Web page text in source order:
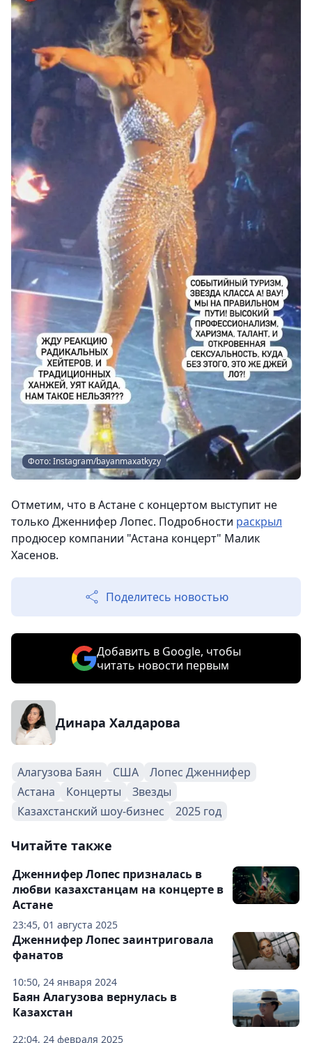
Фото: Instagram/bayanmaxatkyzy
Отметим, что в Астане с концертом выступит не
только Дженнифер Лопес. Подробности раскрыл
продюсер компании "Астана концерт" Малик
Хасенов.
Поделитесь новостью
Добавить в Google, чтобы
читать новости первым
Динара Халдарова
Алагузова Баян США
Лопес Дженнифер
Астана
Концерты
Звезды
Казахстанский шоу-бизнес
2025 год
Читайте также
23:45, 01 августа 2025
Дженнифер Лопес призналась в
любви казахстанцам на концерте в
Астане
10:50, 24 января 2024
Дженнифер Лопес заинтриговала
фанатов
22:04, 24 февраля 2025
Баян Алагузова вернулась в
Казахстан